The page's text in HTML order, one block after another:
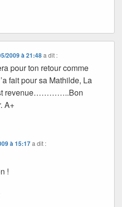
2009 à 21:48 a dit :
pour ton retour comme
fait pour sa Mathilde, La
revenue…………..Bon
A+
à 15:17a dit :
!